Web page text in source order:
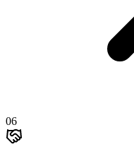
06